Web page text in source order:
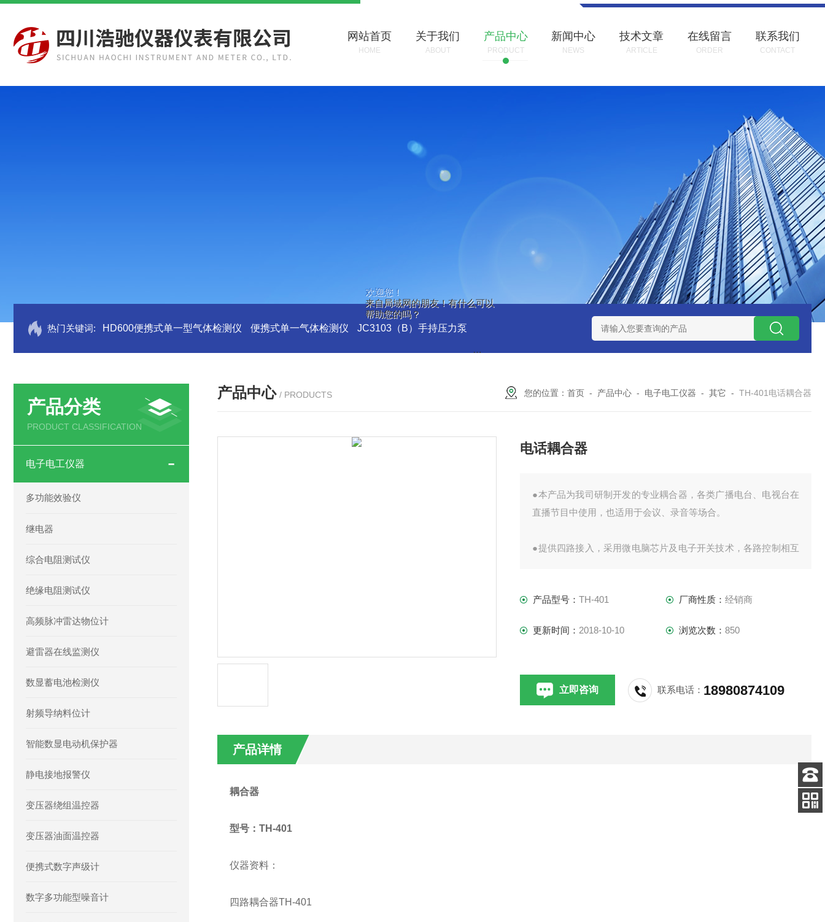
欢迎您！
来自局域网的朋友！有什么可以
帮助您的吗？
网站首页
HOME
关于我们
ABOUT
产品中心
PRODUCT
新闻中心
NEWS
技术文章
ARTICLE
在线留言
ORDER
联系我们
CONTACT
热门关键词: HD600便携式单一型气体检测仪 便携式单一气体检测仪 JC3103（B）手持压力泵 GAXT手持式单一气体检测仪 加拿大BW
产品分类
PRODUCT CLASSIFICATION
电子电工仪器
多功能效验仪
继电器
综合电阻测试仪
绝缘电阻测试仪
高频脉冲雷达物位计
避雷器在线监测仪
数显蓄电池检测仪
射频导纳料位计
智能数显电动机保护器
静电接地报警仪
变压器绕组温控器
变压器油面温控器
便携式数字声级计
数字多功能型噪音计
产品中心 / PRODUCTS 您的位置： 首页 - 产品中心 - 电子电工仪器 - 其它 - TH-401电话耦合器
电话耦合器
●本产品为我司研制开发的专业耦合器，各类广播电台、电视台在
直播节目中使用，也适用于会议、录音等场合。
●提供四路接入，采用微电脑芯片及电子开关技术，各路控制相互
行通话保持，分别交谈。
产品型号：TH-401 厂商性质： 经销商
更新时间： 2018-10-10 浏览次数： 850
立即咨询 联系电话： 18980874109
产品详情
耦合器
型号：TH-401
仪器资料：
四路耦合器TH-401
客服
电话